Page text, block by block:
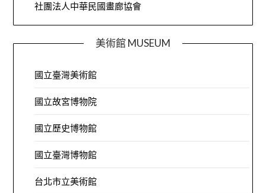
社團法人中華民國畫廊協會
美術館 MUSEUM
國立臺灣美術館
國立故宮博物院
國立歷史博物館
國立臺灣博物館
台北市立美術館